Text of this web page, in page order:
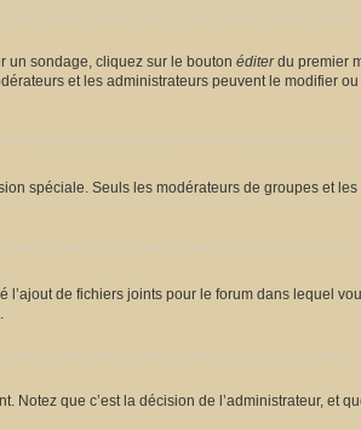
un sondage, cliquez sur le bouton éditerdu premier
et les administrateurs peuvent le modifier
spéciale. Seuls les modérateurs de groupes et
de fichiers joints pour le forum dans lequel
que c’est la décision de l’administrateur, et